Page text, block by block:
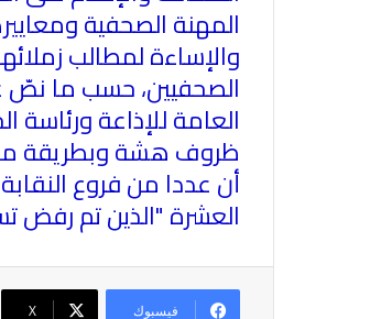
المهنة الصحفية
والإساءة لمطالب
الصحفيين، حسب ما نصّ
العامة للإذاعة
ظروف هشة وبطريقة
أن عددا من فروع
العشرة "الذين تم رفض
فيسبوك X